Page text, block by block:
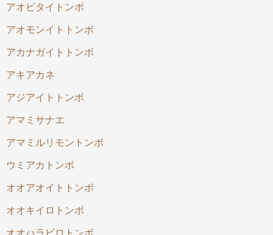
アオビタイトンボ
アオモンイトトンボ
アカナガイトトンボ
アキアカネ
アジアイトトンボ
アマミサナエ
アマミルリモントンボ
ウミアカトンボ
オオアオイトトンボ
オオキイロトンボ
オオハラビロトンボ